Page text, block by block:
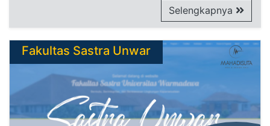
Selengkapnya
Fakultas Sastra Unwar